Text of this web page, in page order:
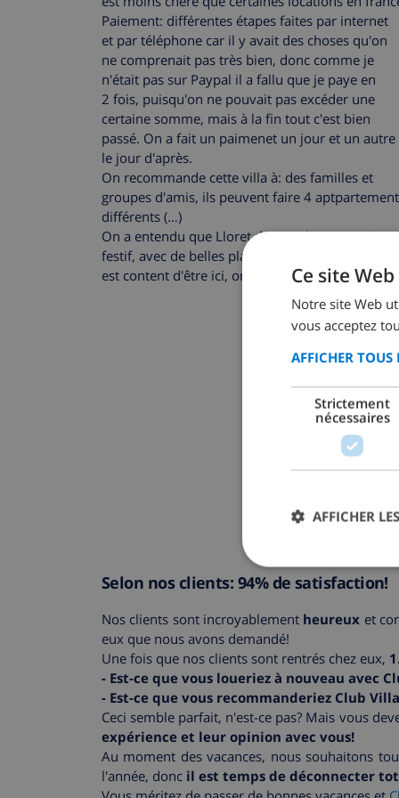
Paiement: différentes étapes faites par internet
et par téléphone car il y avait des choses qu'on
ne comprenait pas très bien, donc comme je
n'était pas sur Paypal il a fallu que je paye en
2 fois, puisqu'on ne pouvait pas excéder une
certaine somme, mais à la fin tout c'est bien
passé. On a fait un paimenet un jour et un autre
le jour d'après.
On recommande cette villa à: des familles et
groupes d'amis, ils peuvent faire 4
différents (…)
On a entendu que Lloret de mar était un endroit
festif, avec de belles plage et c'est la verité on
est content d'être ici, on conseille Club Villamar.
Selon nos clients: 94% de satisfaction!
Nos clients sont incroyablementheureux et
eux que nous avons demandé!
Une fois que nos clients sont rentrés chez eux,
- Est-ce que vous loueriez à nouveau avec
- Est-ce que vous recommanderiez Club
Ceci semble parfait, n'est-ce pas? Mais vous
expérience et leur opinion avec vous!
Au moment des vacances, nous souhaitons
l'année, donc il est temps de déconnecter
Ce site
Notre site Web
vous acceptez
AFFICHER TOUS
Strictement
nécessaires
AFFICHER